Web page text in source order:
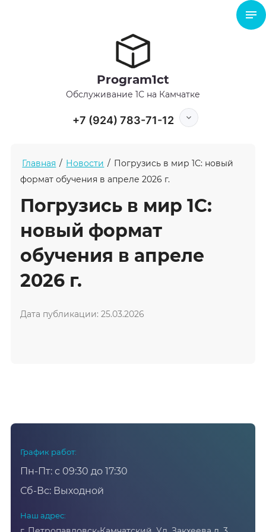
Program1ct
Обслуживание 1С на Камчатке
+7 (924) 783-71-12
Главная / Новости / Погрузись в мир 1С: новый
формат обучения в апреле 2026 г.
Погрузись в мир 1С:
новый формат
обучения в апреле
2026 г.
Дата публикации: 25.03.2026
График работ:
Пн-Пт: с 09:30 до 17:30
Сб-Вс: Выходной
Наш адрес: